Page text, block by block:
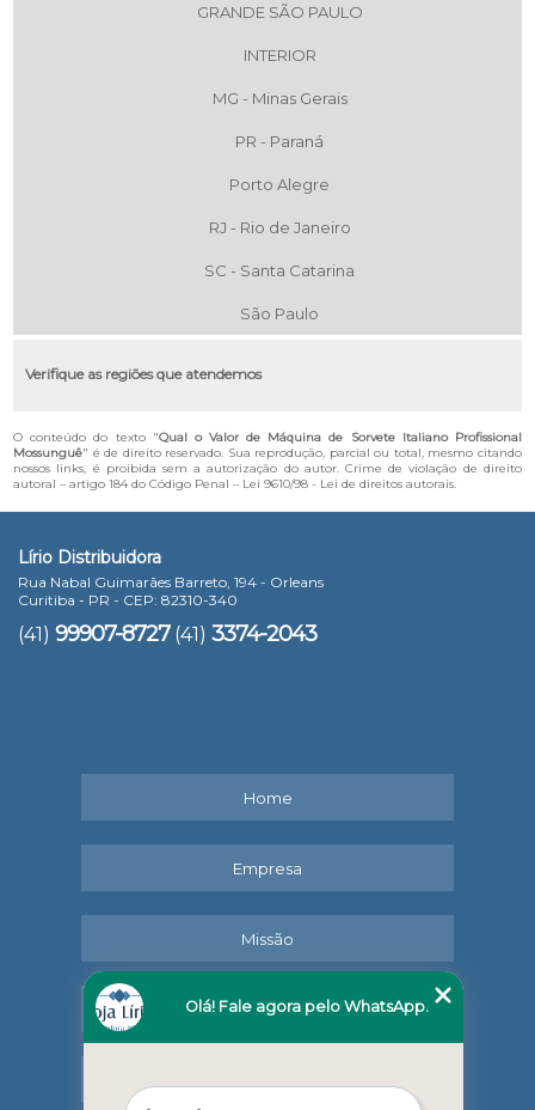
GRANDE SÃO PAULO
INTERIOR
MG - Minas Gerais
PR - Paraná
Porto Alegre
RJ - Rio de Janeiro
SC - Santa Catarina
São Paulo
Verifique as regiões que atendemos
O conteúdo do texto "Qual o Valor de Máquina de Sorvete Italiano Profissional
Mossunguê" é de direito reservado. Sua reprodução, parcial ou total, mesmo citando
nossos links, é proibida sem a autorização do autor. Crime de violação de direito
autoral – artigo 184 do Código Penal – Lei 9610/98 - Lei de direitos autorais.
Lírio Distribuidora
Rua Nabal Guimarães Barreto, 194 - Orleans
Curitiba - PR - CEP: 82310-340
(41) 99907-8727 (41) 3374-2043
Home
Empresa
Missão
Serviços
Olá! Fale agora pelo WhatsApp.